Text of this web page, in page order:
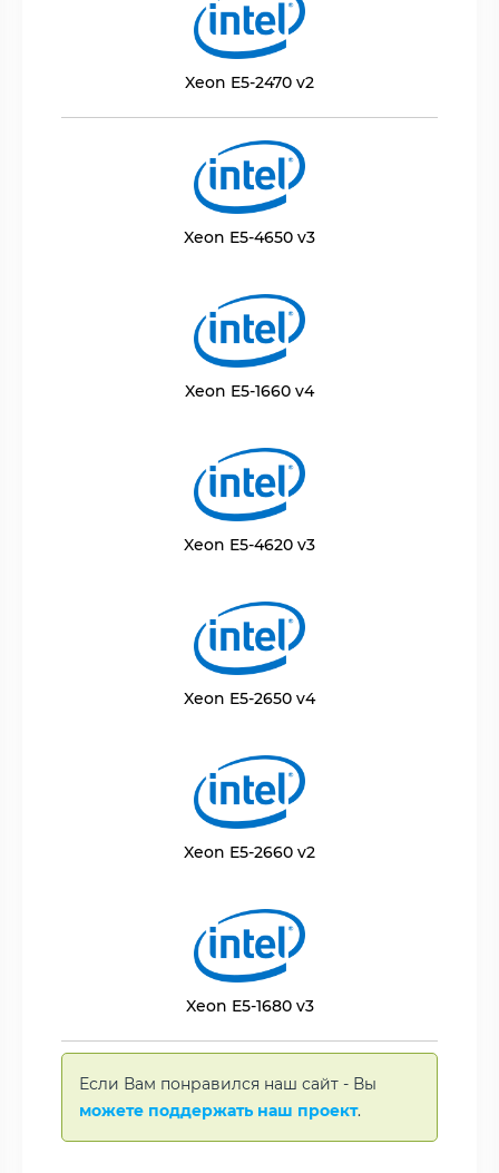
Xeon E5-2470 v2
Xeon E5-4650 v3
Xeon E5-1660 v4
Xeon E5-4620 v3
Xeon E5-2650 v4
Xeon E5-2660 v2
Xeon E5-1680 v3
Если Вам понравился наш сайт - Вы
можете поддержать наш проект.